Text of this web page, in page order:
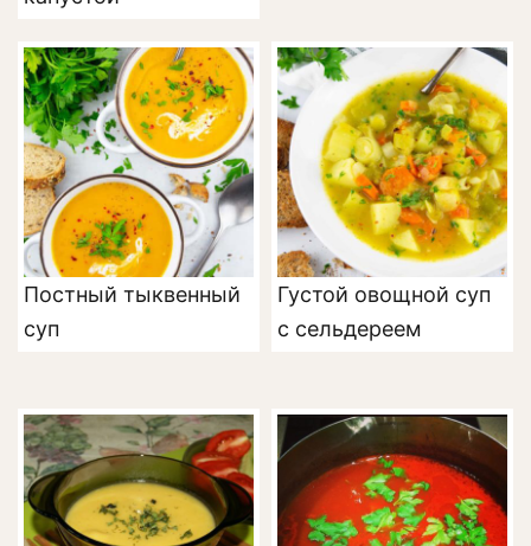
Постный тыквенный
суп
Густой овощной суп
с сельдереем